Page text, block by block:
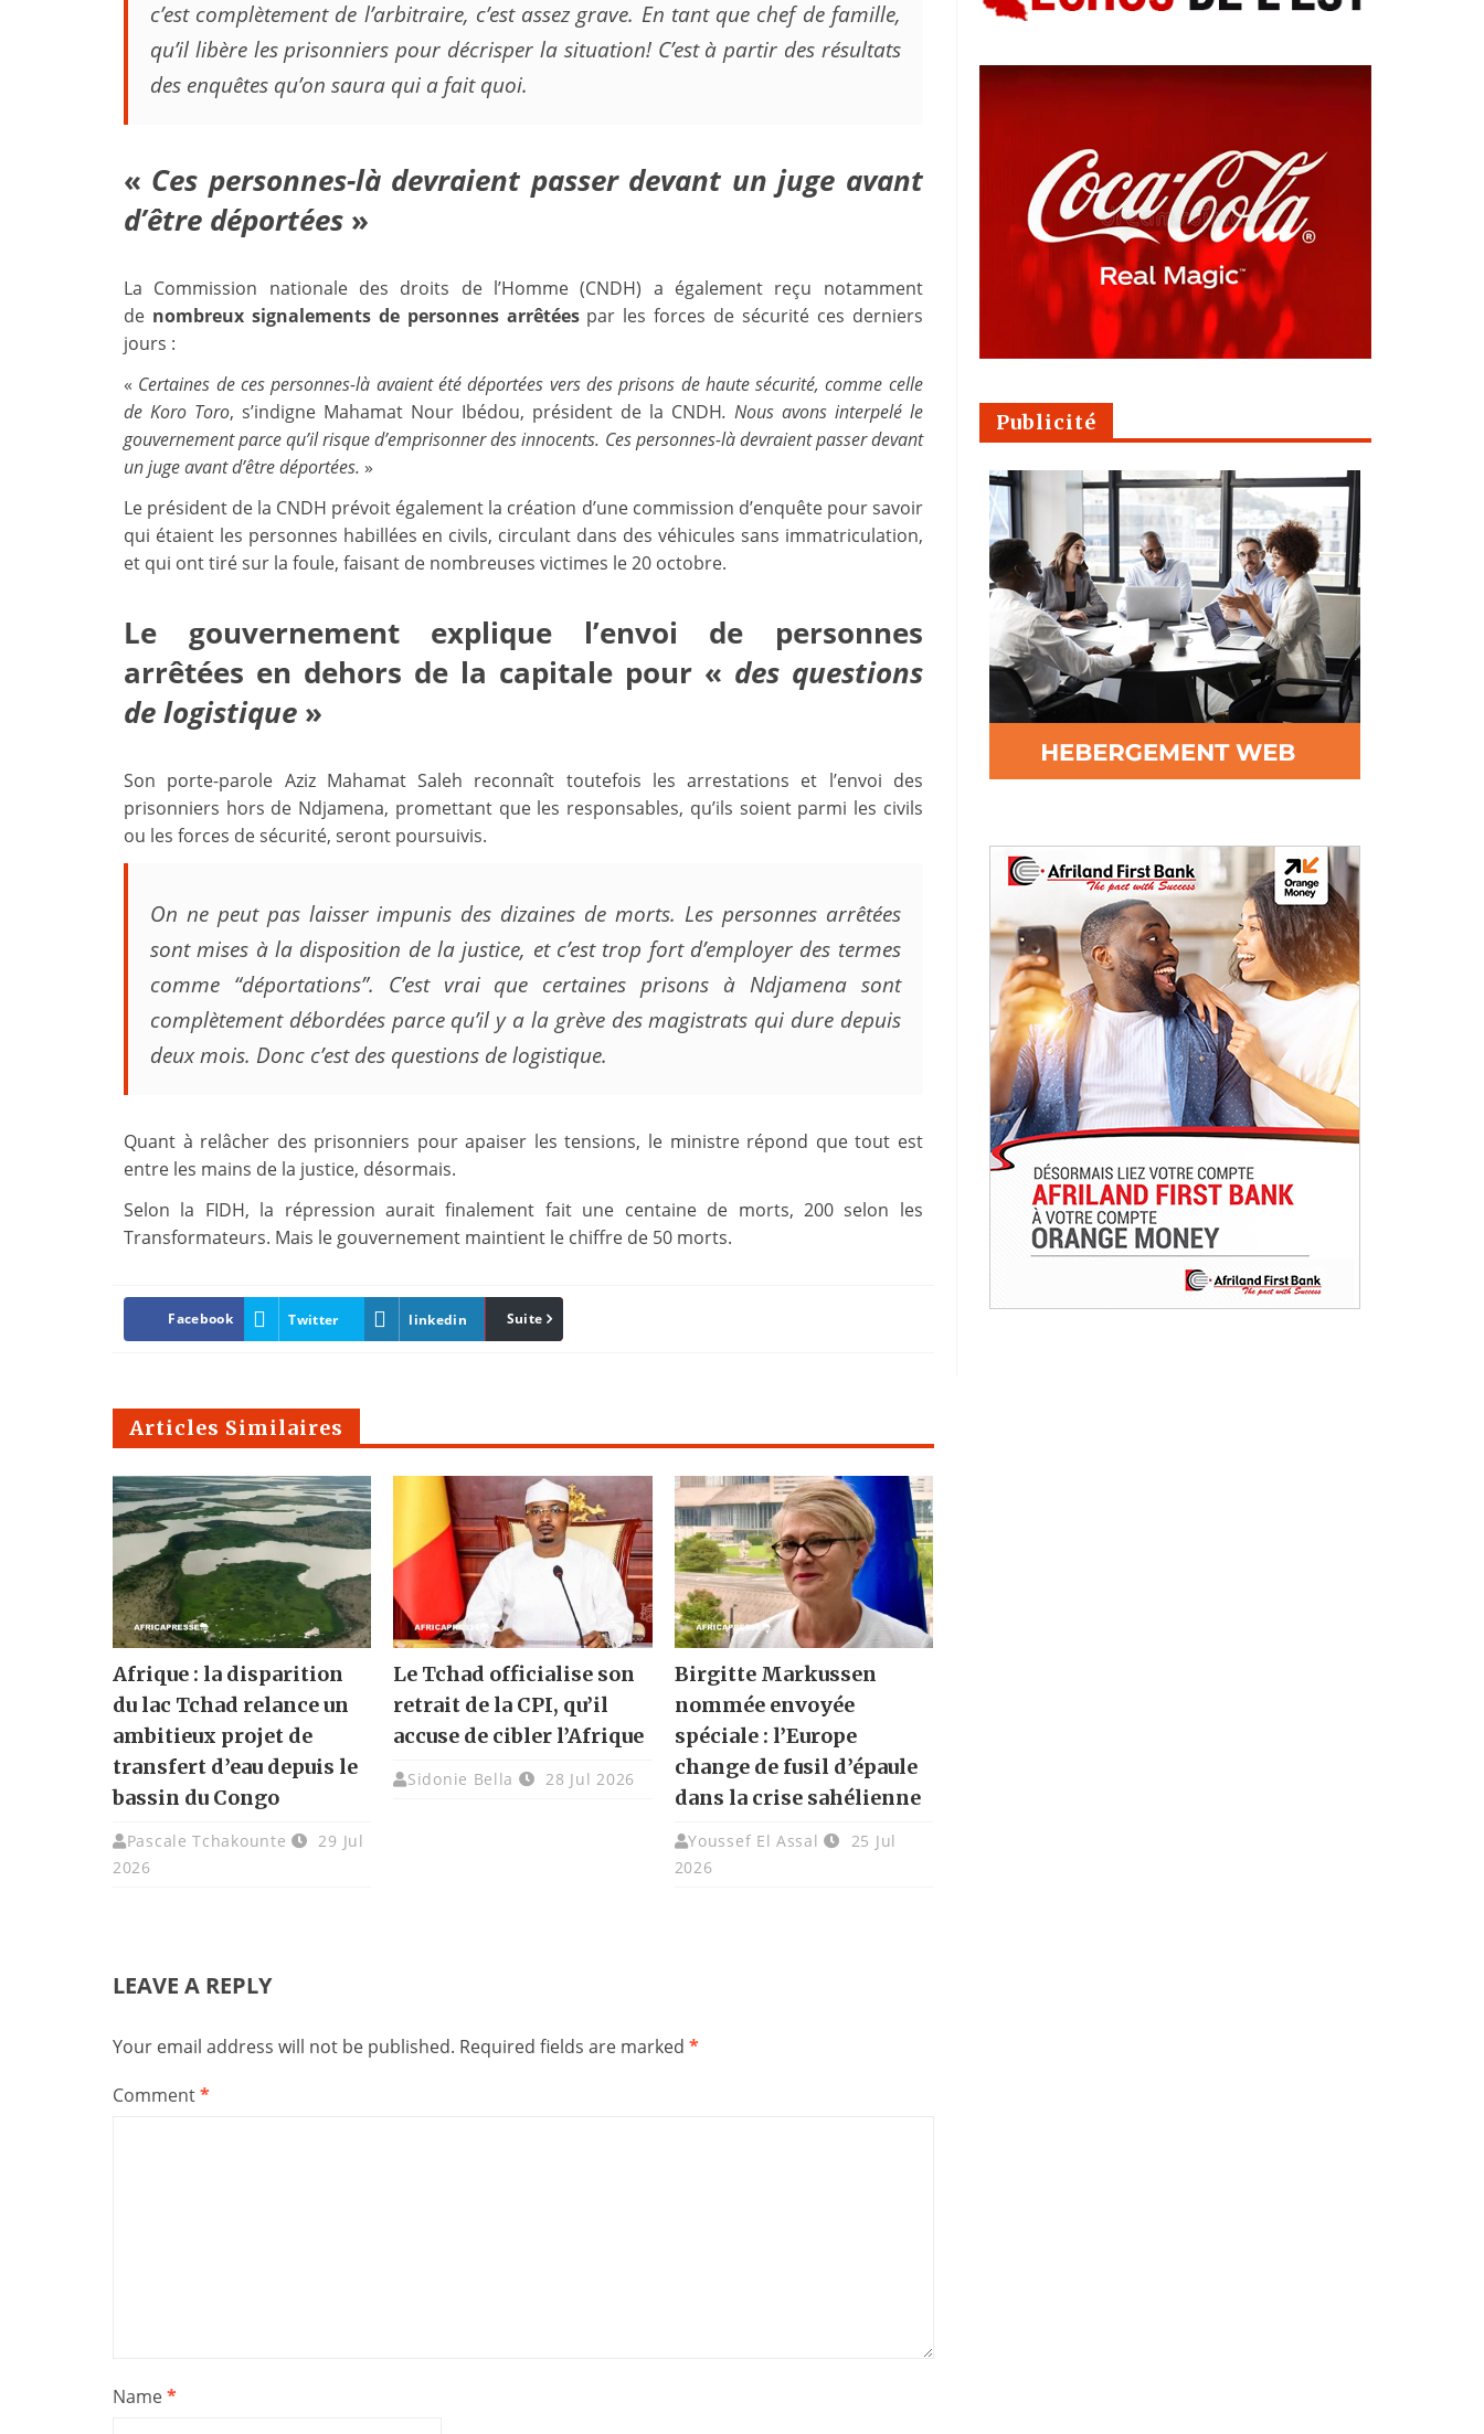
c’est complètement de l’arbitraire, c’est assez grave. En tant que chef de famille,
qu’il libère les prisonniers pour décrisper la situation! C’est à partir des résultats
des enquêtes qu’on saura qui a fait quoi.
« Ces personnes-là devraient passer devant un juge avant
d’être déportées »
La Commission nationale des droits de l’Homme (CNDH) a également reçu notamment
de nombreux signalements de personnes arrêtéespar les forces de sécurité ces derniers
jours :
« Certaines de ces personnes-là avaient été déportées vers des prisons de haute sécurité, comme celle
de Koro Toro, s’indigne Mahamat Nour Ibédou, président de la CNDH. Nous avons interpelé le
gouvernement parce qu’il risque d’emprisonner des innocents. Ces personnes-là devraient passer devant
un juge avant d’être déportées. »
Le président de la CNDH prévoit également la création d’une commission d’enquête pour savoir
qui étaient les personnes habillées en civils, circulant dans des véhicules sans immatriculation,
et qui ont tiré sur la foule, faisant de nombreuses victimes le 20 octobre.
Le gouvernement explique l’envoi de personnes
arrêtées en dehors de la capitale pour « des questions
de logistique »
Son porte-parole Aziz Mahamat Saleh reconnaît toutefois les arrestations et l’envoi des
prisonniers hors de Ndjamena, promettant que les responsables, qu’ils soient parmi les civils
ou les forces de sécurité, seront poursuivis.
On ne peut pas laisser impunis des dizaines de morts. Les personnes arrêtées
sont mises à la disposition de la justice, et c’est trop fort d’employer des termes
comme “déportations”. C’est vrai que certaines prisons à Ndjamena sont
complètement débordées parce qu’il y a la grève des magistrats qui dure depuis
deux mois. Donc c’est des questions de logistique.
Quant à relâcher des prisonniers pour apaiser les tensions, le ministre répond que tout est
entre les mains de la justice, désormais.
Selon la FIDH, la répression aurait finalement fait une centaine de morts, 200 selon les
Transformateurs. Mais le gouvernement maintient le chiffre de 50 morts.
Facebook Twitter linkedin Pinterest
Suite
Articles Similaires
Afrique : la disparition
du lac Tchad relance un
ambitieux projet de
transfert d’eau depuis le
bassin du Congo
Pascale Tchakounte
29 Jul
2026
Le Tchad officialise son
retrait de la CPI, qu’il
accuse de cibler l’Afrique
Sidonie Bella 28 Jul 2026
Birgitte Markussen
nommée envoyée
spéciale : l’Europe
change de fusil d’épaule
dans la crise sahélienne
Youssef El Assal
25 Jul
2026
LEAVE A REPLY
Your email address will not be published. Required fields are marked *
Comment*
Name*
Publicité